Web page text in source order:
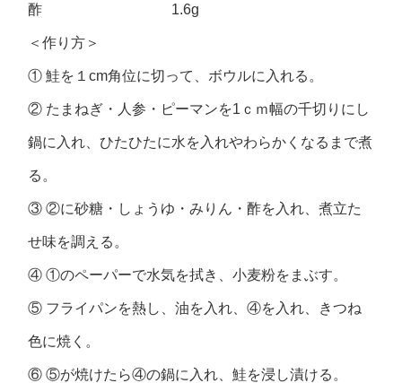
酢 1.6g
＜作り方＞
① 鮭を１cm角位に切って、ボウルに入れる。
② たまねぎ・人参・ピーマンを1ｃｍ幅の千切りにし
鍋に入れ、ひたひたに水を入れやわらかくなるまで煮
る。
③ ②に砂糖・しょうゆ・みりん・酢を入れ、煮立た
せ味を調える。
④ ①のペーパーで水気を拭き、小麦粉をまぶす。
⑤ フライパンを熱し、油を入れ、④を入れ、きつね
色に焼く。
⑥ ⑤が焼けたら④の鍋に入れ、鮭を浸し漬ける。